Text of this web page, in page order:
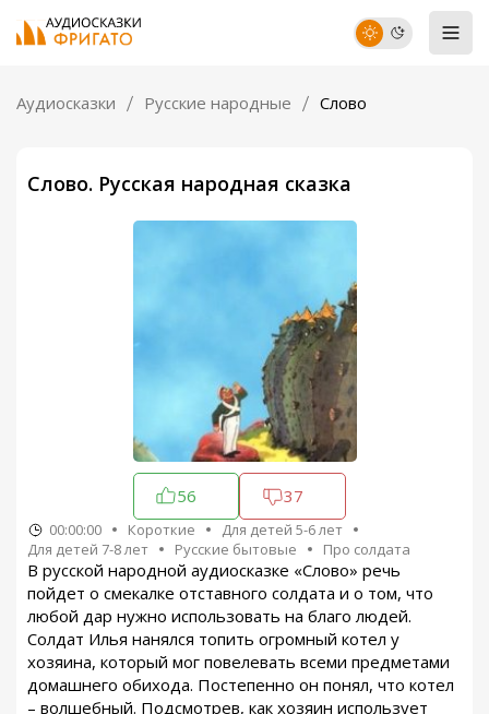
Аудиосказки Русские народные Слово
Слово. Русская народная сказка
56 37
00:00:00 Короткие
Для детей 5-6 лет
Для детей 7-8 лет
Русские бытовые Про солдата
В русской народной аудиосказке «Слово» речь
пойдет о смекалке отставного солдата и о том, что
любой дар нужно использовать на благо людей.
Солдат Илья нанялся топить огромный котел у
хозяина, который мог повелевать всеми предметами
домашнего обихода. Постепенно он понял, что котел
– волшебный. Подсмотрев, как хозяин использует